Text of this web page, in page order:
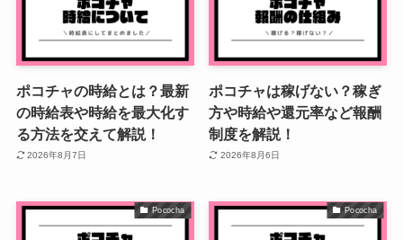
ポコチャの時給とは？最新
の時給表や時給を最大化す
る方法を交えて解説！
2026年8月7日
ポコチャは稼げない？稼ぎ
方や時給や還元率など報酬
制度を解説！
2026年8月6日
Pococha Pococha